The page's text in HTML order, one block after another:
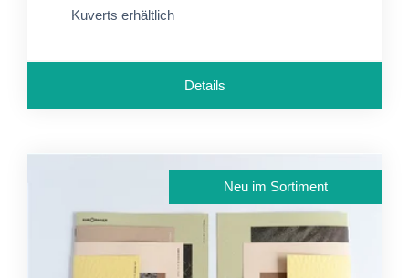
Kuverts erhältlich
Details
Neu im Sortiment